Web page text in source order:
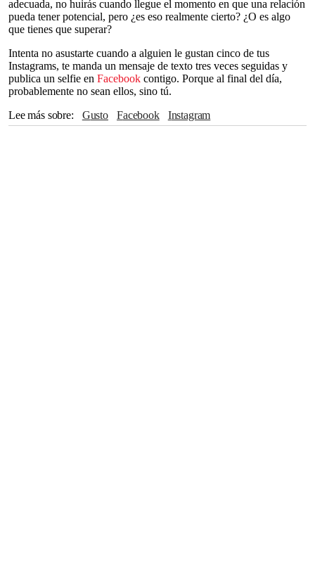
adecuada, no huirás cuando llegue el momento en que una relación
pueda tener potencial, pero ¿es eso realmente cierto? ¿O es algo
que tienes que superar?
Intenta no asustarte cuando a alguien le gustan cinco de tus
Instagrams, te manda un mensaje de texto tres veces seguidas y
publica un selfie en Facebook contigo. Porque al final del día,
probablemente no sean ellos, sino tú.
Lee más sobre
Gusto Facebook Instagram